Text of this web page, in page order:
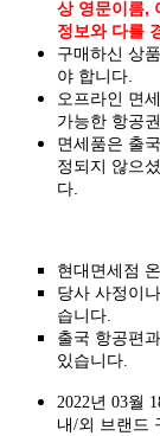
상 영문이름,
정보와 다를
구매하신 상
야 합니다.
오프라인 면
가능한 항공
면세품은 출
정되지 않으
다.
현대면세점
당사 사정이
습니다.
출국 항공편
있습니다.
2022년 03월
내/외 브랜드